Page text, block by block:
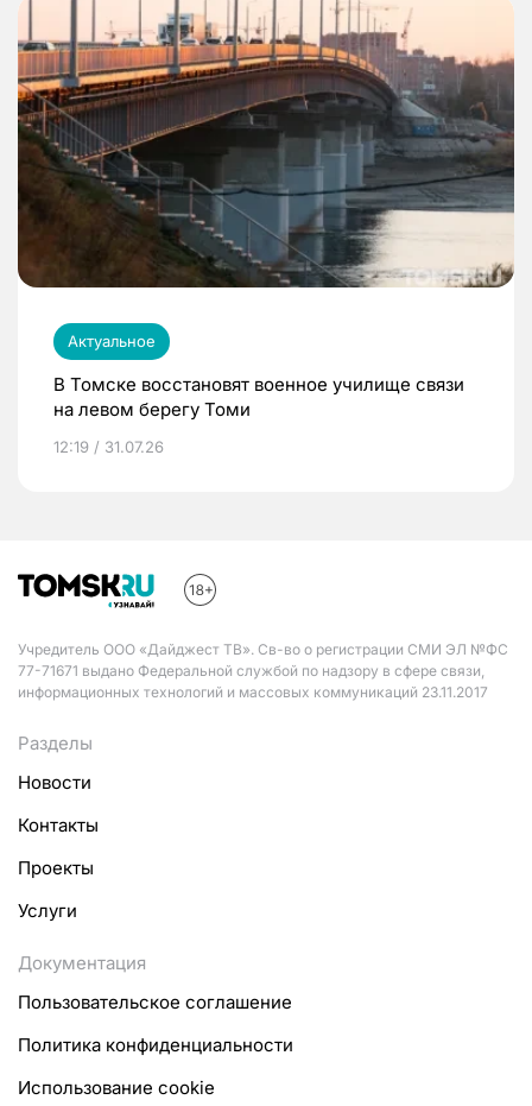
Актуальное
В Томске восстановят военное училище связи
на левом берегу Томи
12:19 / 31.07.26
Учредитель ООО «Дайджест ТВ». Св-во о регистрации СМИ ЭЛ №ФС
77-71671 выдано Федеральной службой по надзору в сфере связи,
информационных технологий и массовых коммуникаций 23.11.2017
Разделы
Новости
Контакты
Проекты
Услуги
Документация
Пользовательское соглашение
Политика конфиденциальности
Использование cookie